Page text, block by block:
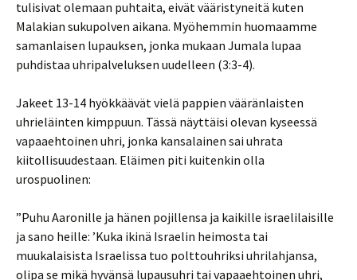
tulisivat olemaan puhtaita, eivät vääristyneitä kuten
Malakian sukupolven aikana. Myöhemmin huomaamme
samanlaisen lupauksen, jonka mukaan Jumala lupaa
puhdistaa uhripalveluksen uudelleen (3:3-4).
Jakeet 13-14 hyökkäävät vielä pappien vääränlaisten
uhrieläinten kimppuun. Tässä näyttäisi olevan kyseessä
vapaaehtoinen uhri, jonka kansalainen sai uhrata
kiitollisuudestaan. Eläimen piti kuitenkin olla
urospuolinen:
”Puhu Aaronille ja hänen pojillensa ja kaikille israelilaisille
ja sano heille: ’Kuka ikinä Israelin heimosta tai
muukalaisista Israelissa tuo polttouhriksi uhrilahjansa,
olipa se mikä hyvänsä lupausuhri tai vapaaehtoinen uhri,